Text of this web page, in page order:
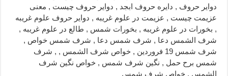
دوایر حروف , دایره حروف ابجد , دوایر حروف چیست , معنی
عزیمت چیست , عزیمت در علوم غریبه , دوایر حروف علوم غریبه
, بخورات در علوم غریبه , بخورات شمس , طالع در علوم غریبه ,
شرف الشمس دعا , شرف شمس دعا , شرف شمس خواص ,
شرف شمس 19 فروردین , خواص شرف الشمس , , شرف
شمس برح حمل , نگین شرف شمس , خواص نگین شرف
الشمس , خواص شرف شمس